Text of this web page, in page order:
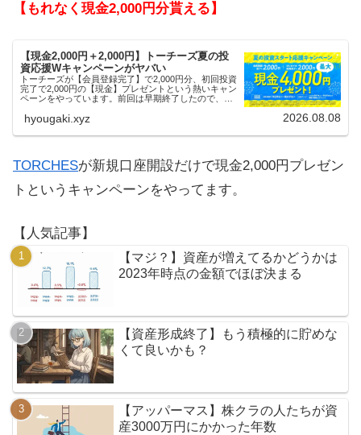
【もれなく現金2,000円分貰える】
【現金2,000円＋2,000円】トーチーズ夏の投
資応援Wキャンペーンがヤバい
トーチーズが【会員登録完了】で2,000円分、初回投資
完了で2,000円の【現金】プレゼントという熱いキャン
ペーンをやっています。前回は早期終了したので、使
hyougaki.xyz 2026.08.08
TORCHESが新規口座開設だけで現金2,000円プレゼン
トというキャンペーンをやってます。
【人気記事】
【マジ？】資産が増えてるかどうかは
2023年時点の金額でほぼ決まる
【資産形成終了】もう積極的に貯めな
くて良いかも？
【アッパーマス】株クラの人たちが資
産3000万円にかかった年数